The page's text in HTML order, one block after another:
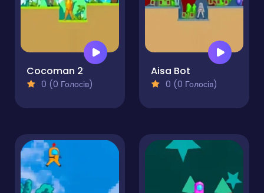
Cocoman 2
0 (0 Голосів)
Aisa Bot
0 (0 Голосів)